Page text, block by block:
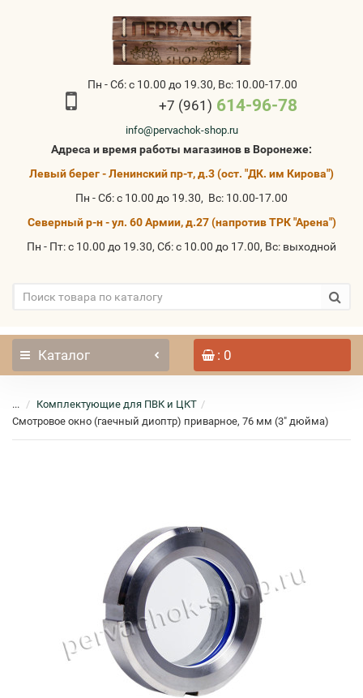
Пн - Сб: с 10.00 до 19.30, Вс: 10.00-17.00
+7 (961) 614-96-78
info@pervachok-shop.ru
Адреса и время работы магазинов в Воронеже:
Левый берег - Ленинский пр-т, д.3 (ост. "ДК. им Кирова")
Пн - Сб: с 10.00 до 19.30, Вс: 10.00-17.00
Северный р-н - ул. 60 Армии, д.27 (напротив ТРК "Арена")
Пн - Пт: с 10.00 до 19.30, Сб: с 10.00 до 17.00, Вс: выходной
Каталог : 0
...
Комплектующие для ПВК и ЦКТ
Смотровое окно (гаечный диоптр) приварное, 76 мм (3" дюйма)